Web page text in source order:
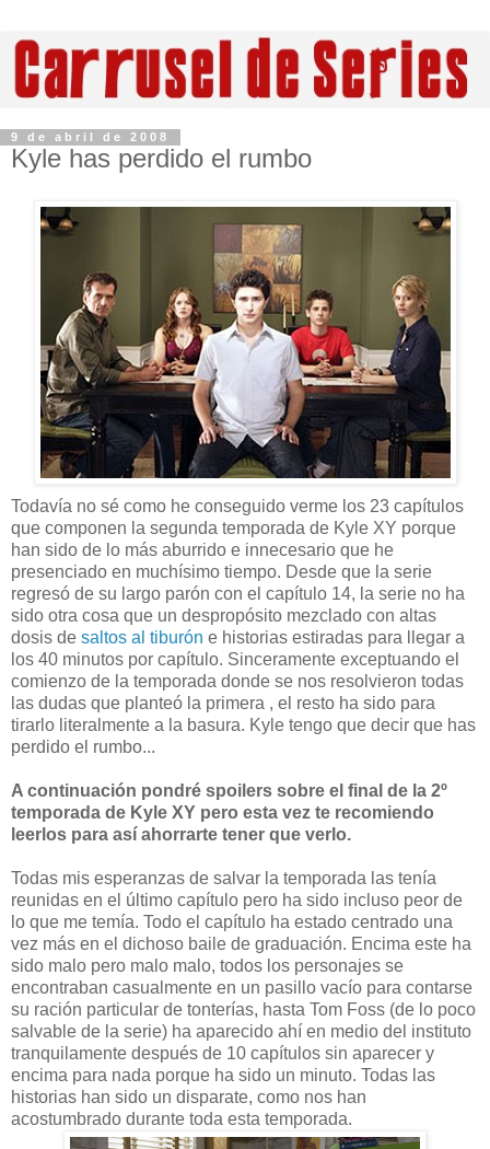
9 de abril de 2008
Kyle has perdido el rumbo
Todavía no sé como he conseguido verme los 23 capítulos
que componen la segunda temporada de Kyle XY porque
han sido de lo más aburrido e innecesario que he
presenciado en muchísimo tiempo. Desde que la serie
regresó de su largo parón con el capítulo 14, la serie no ha
sido otra cosa que un despropósito mezclado con altas
dosis de saltos al tiburón e historias estiradas para llegar a
los 40 minutos por capítulo. Sinceramente exceptuando el
comienzo de la temporada donde se nos resolvieron todas
las dudas que planteó la primera , el resto ha sido para
tirarlo literalmente a la basura. Kyle tengo que decir que has
perdido el rumbo...
A continuación pondré spoilers sobre el final de la 2º
temporada de Kyle XY pero esta vez te recomiendo
leerlos para así ahorrarte tener que verlo.
Todas mis esperanzas de salvar la temporada las tenía
reunidas en el último capítulo pero ha sido incluso peor de
lo que me temía. Todo el capítulo ha estado centrado una
vez más en el dichoso baile de graduación. Encima este ha
sido malo pero malo malo, todos los personajes se
encontraban casualmente en un pasillo vacío para contarse
su ración particular de tonterías, hasta Tom Foss (de lo poco
salvable de la serie) ha aparecido ahí en medio del instituto
tranquilamente después de 10 capítulos sin aparecer y
encima para nada porque ha sido un minuto. Todas las
historias han sido un disparate, como nos han
acostumbrado durante toda esta temporada.